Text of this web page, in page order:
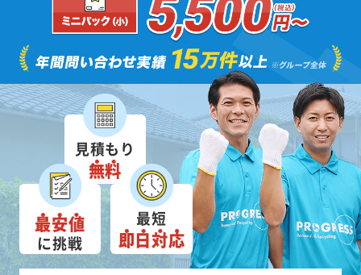
見積もり
無料
最安値
に挑戦
最短
即日対応